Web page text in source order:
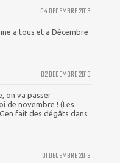
04 DECEMBRE 2013
a tous et a Décembre
02 DECEMBRE 2013
on va passer
de novembre ! (Les
fait des dégâts dans
01 DECEMBRE 2013